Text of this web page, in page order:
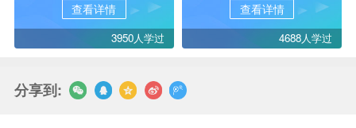
查看详情
3950人学过
查看详情
4688人学过
分享到: